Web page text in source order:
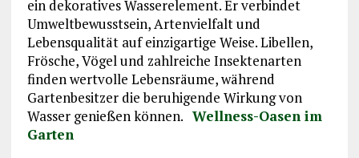
ein dekoratives Wasserelement. Er verbindet
Umweltbewusstsein, Artenvielfalt und
Lebensqualität auf einzigartige Weise. Libellen,
Frösche, Vögel und zahlreiche Insektenarten
finden wertvolle Lebensräume, während
Gartenbesitzer die beruhigende Wirkung von
Wasser genießen können. Wellness-Oasen im
Garten